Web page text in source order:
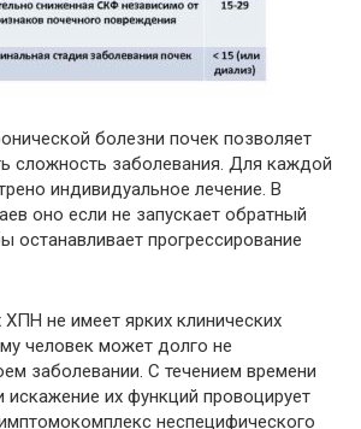
болезни почек позволяет
сложность заболевания. Для каждой
индивидуальное лечение. В
оно если не запускает обратный
останавливает прогрессирование
ХПН не имеет ярких клинических
человек может долго не
заболевании. С течением времени
искажение их функций провоцирует
неспецифического